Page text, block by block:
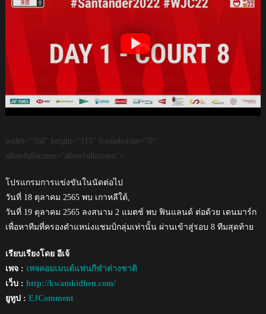
width="560" height="315" frameborder="0"
allowfullscreen="allowfullscreen">
โปรแกรมการแข่งขันในนัดต่อไป
วันที่ 18 ตุลาคม 2565 พบ เกาหลีใต้,
วันที่ 19 ตุลาคม 2565 ลงสนาม 2 แมตช์ พบ ฟินแลนด์ ต่อด้วย เดนมาร์ก
เพื่อหาทีมที่ครองตำแหน่งแชมป์กลุ่มเท่านั้น ผ่านเข้าสู่รอบ 8 ทีมสุดท้าย
เรียบเรียงโดย อีเจ้
เพจ : เพจคอมเมนต์แฟนกีฬาต่างชาติ
เว็บ : http://kwamkidhen.com/
ยูทูป : EJComment